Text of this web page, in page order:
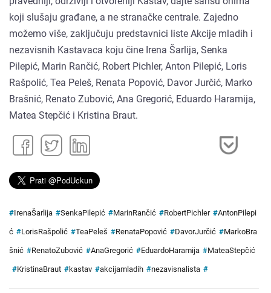
koji slušaju građane, a ne stranačke centrale. Zajedno
možemo više, zaključuju predstavnici liste Akcije mladih i
nezavisnih Kastavaca koju čine Irena Šarlija, Senka
Pilepić, Marin Rančić, Robert Pichler, Anton Pilepić, Loris
Rašpolić, Tea Peleš, Renata Popović, Davor Jurčić, Marko
Brašnić, Renato Zubović, Ana Gregorić, Eduardo Haramija,
Matea Stepčić i Kristina Braut.
#IrenaŠarlija #SenkaPilepić #MarinRančić #RobertPichler #AntonPilepi
ć #LorisRašpolić #TeaPeleš #RenataPopović #DavorJurčić #MarkoBra
šnić #RenatoZubović #AnaGregorić #EduardoHaramija #MateaStepčić
#KristinaBraut #kastav #akcijamladih #nezavisnalista #